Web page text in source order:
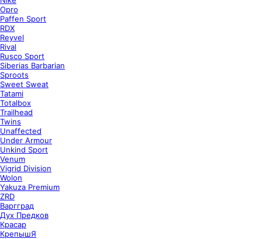
Opro
Paffen Sport
RDX
Reyvel
Rival
Rusco Sport
Siberias Barbarian
Sproots
Sweet Sweat
Tatami
Totalbox
Trailhead
Twins
Unaffected
Under Armour
Unkind Sport
Venum
Vigrid Division
Wolon
Yakuza Premium
ZRD
Варгград
Дух Предков
Красар
КрепышЯ